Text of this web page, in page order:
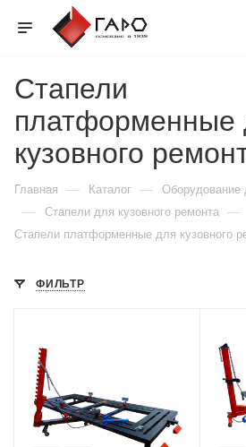
Стапели
платформенные
кузовного
Главная — Каталог — Оборудование
— Стапели для кузовного ремонта —
Стапели платформенные для кузовного
ФИЛЬТР